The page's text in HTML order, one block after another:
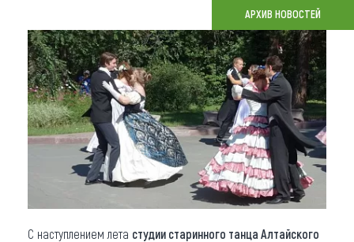
Что привезти (сувениры)
О регионе
Коллекция впечатлений
Другие рубрики
АРХИВ НОВОСТЕЙ
С наступлением лета студии старинного танца Алтайского